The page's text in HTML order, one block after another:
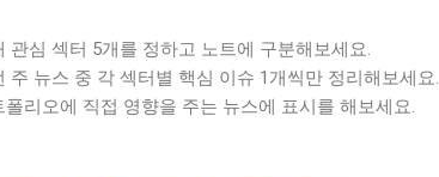
관심 섹터 5개를 정하고 노트에 구분해보세요.
주 뉴스 중 각 섹터별 핵심 이슈 1개씩만 정리해보세요.
폴리오에 직접 영향을 주는 뉴스에 표시를 해보세요.